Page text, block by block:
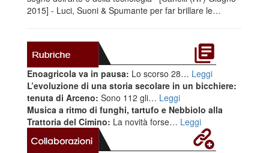
2015] - Luci, Suoni & Spumante per far brillare le…
Enoagricola va in pausa: Lo scorso 28… Leggi
L’evoluzione di una storia secolare in un bicchiere:
tenuta di Arceno: Sono 112 gli… Leggi
Musica a ritmo di funghi, tartufo e Nebbiolo alla
Trattoria del Cimino: La novità forse… Leggi